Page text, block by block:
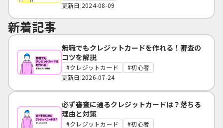
更新日:2024-08-09
新着記事
無職でもクレジットカードを作れる！審査の
コツを解説
クレジットカード
初心者
更新日:2026-07-24
必ず審査に通るクレジットカードは？落ちる
理由と対策
クレジットカード
初心者